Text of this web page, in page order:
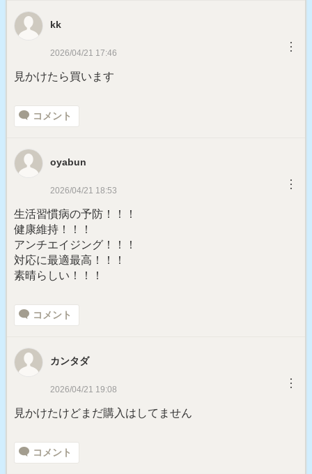
kk
2026/04/21 17:46 ︙
見かけたら買います
コメント
oyabun
2026/04/21 18:53 ︙
生活習慣病の予防！！！
健康維持！！！
アンチエイジング！！！
対応に最適最高！！！
素晴らしい！！！
コメント
カンタダ
2026/04/21 19:08 ︙
見かけたけどまだ購入はしてません
コメント